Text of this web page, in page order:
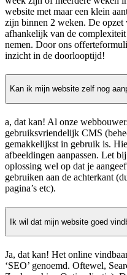
website met maar een klein
zijn binnen 2 weken. De opzet
afhankelijk van de
nemen. Door ons
inzicht in de doorlooptijd!
Kan ik mijn website zelf nog
a, dat kan! Al onze
gebruiksvriendelijk CMS
gemakkelijkst in gebruik is.
afbeeldingen aanpassen. Let
oplossing wel op dat je
gebruiken aan de achterkant
pagina’s etc).
Ik wil dat mijn website goed
Ja, dat kan! Het online
‘SEO’ genoemd. Oftewel,